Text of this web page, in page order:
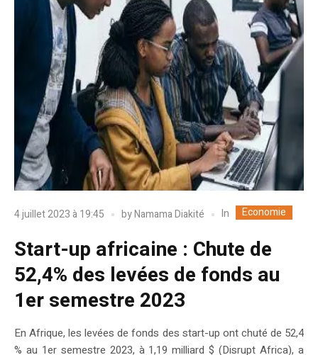
4 juillet 2023 à 19:45 byNamama Diakité In Economie
Start-up africaine : Chute de
52,4% des levées de fonds au
1er semestre 2023
En Afrique, les levées de fonds des start-up ont chuté de 52,4
% au 1er semestre 2023, à 1,19 milliard $ (Disrupt Africa), a